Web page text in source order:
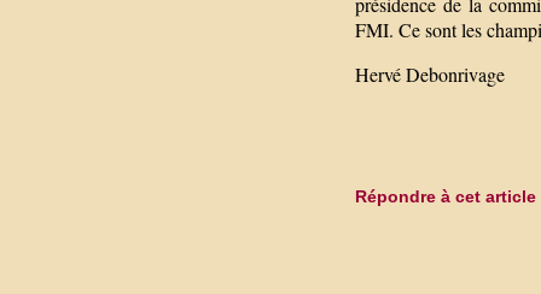
FMI. Ce sont les
Hervé Debonrivage
Répondre à cet article